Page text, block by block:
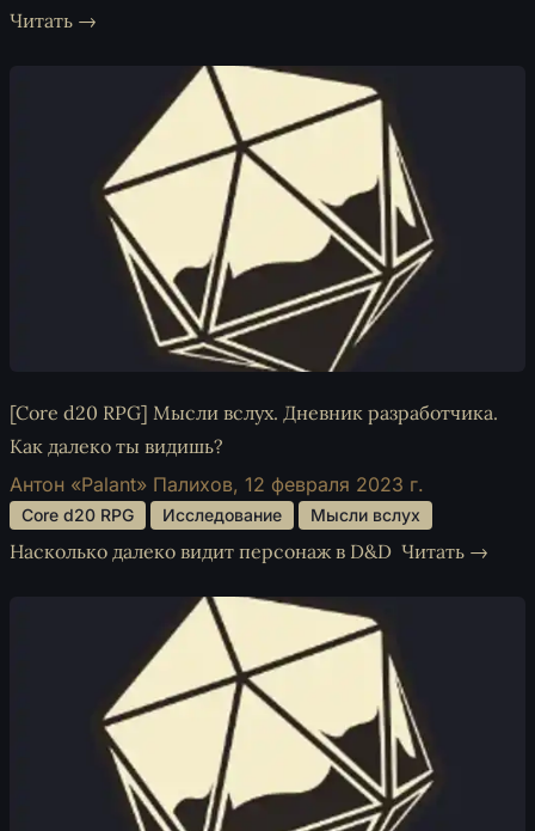
Читать →
[Core d20 RPG] Мысли вслух. Дневник разработчика.
Как далеко ты видишь?
Антон «Palant» Палихов, 12 февраля 2023 г.
Core d20 RPG Исследование Мысли вслух
Насколько далеко видит персонаж в D&D Читать →